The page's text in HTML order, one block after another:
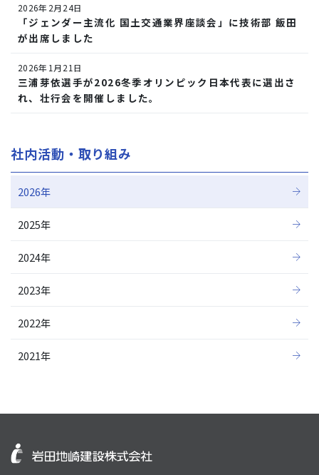
2026年2月24日
「ジェンダー主流化 国土交通業界座談会」に技術部 飯田
が出席しました
2026年1月21日
三浦芽依選手が2026冬季オリンピック日本代表に選出さ
れ、壮行会を開催しました。
社内活動・取り組み
2026年
2025年
2024年
2023年
2022年
2021年